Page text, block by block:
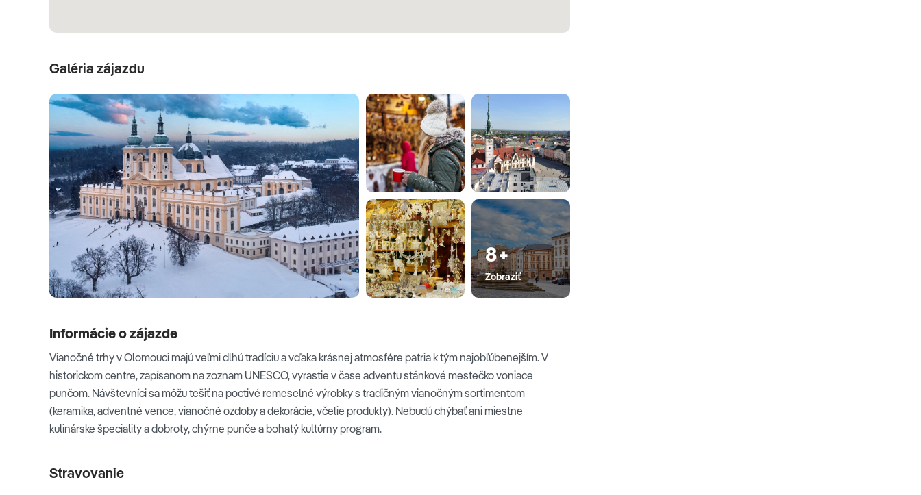
Galéria zájazdu
8+
Zobraziť
Informácie o zájazde
Vianočné trhy v Olomouci majú veľmi dlhú tradíciu a vďaka krásnej atmosfére patria k tým najobľúbenejším. V
historickom centre, zapísanom na zoznam UNESCO, vyrastie v čase adventu stánkové mestečko voniace
punčom. Návštevníci sa môžu tešiť na poctivé remeselné výrobky s tradičným vianočným sortimentom
(keramika, adventné vence, vianočné ozdoby a dekorácie, včelie produkty). Nebudú chýbať ani miestne
kulinárske špeciality a dobroty, chýrne punče a bohatý kultúrny program.
Stravovanie